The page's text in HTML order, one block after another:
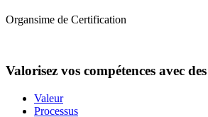
Organsime de Certification
Valorisez vos compétences avec
Valeur
Processus